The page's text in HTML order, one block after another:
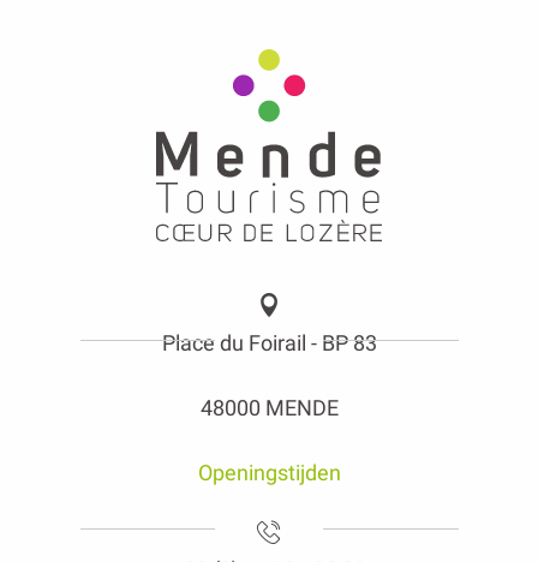
Place du Foirail - BP 83
48000 MENDE
Openingstijden